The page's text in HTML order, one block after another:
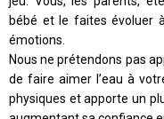
bébé et le faites évoluer
émotions.
Nous ne prétendons pas
de faire aimer l’eau à
physiques et apporte un